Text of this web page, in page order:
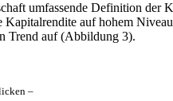
umfassende Definition der
auf hohem
Trend auf (Abbildung 3).
–